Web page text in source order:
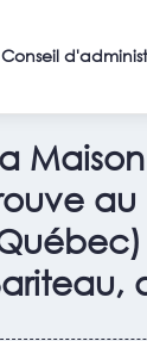
Conseil
au